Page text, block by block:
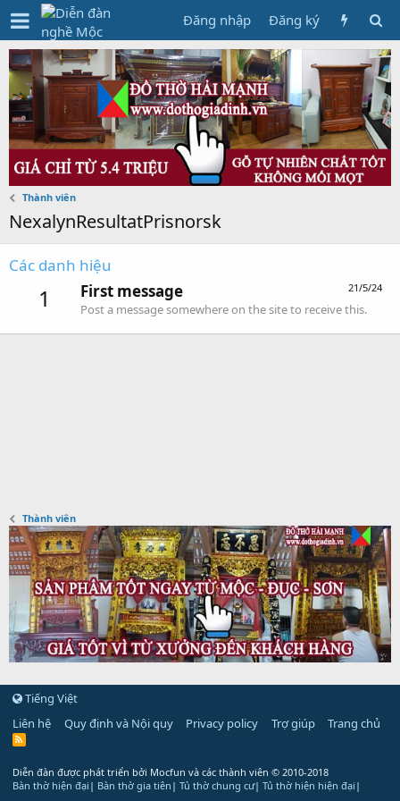
Đăng nhập Đăng ký
Thành viên
NexalynResultatPrisnorsk
Các danh hiệu
1 21/5/24
First message
Post a message somewhere on the site to receive this.
Thành viên
Tiếng Việt
Liên hệ
Quy định và Nội quy Privacy policy Trợ giúp Trang chủ
R
Diễn đàn được phát triển bởi Mocfun và các thành viên © 2010-2018
Bàn thờ hiện đại | Bàn thờ gia tiên | Tủ thờ chung cư| Tủ thờ hiện hiện đại |